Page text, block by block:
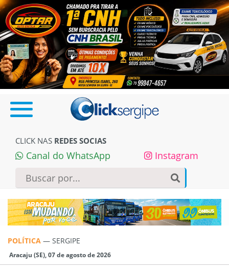
CLICK NAS REDES SOCIAS
Canal do WhatsApp Instagram
POLÍTICA — SERGIPE
Aracaju (SE), 07 de agosto de 2026